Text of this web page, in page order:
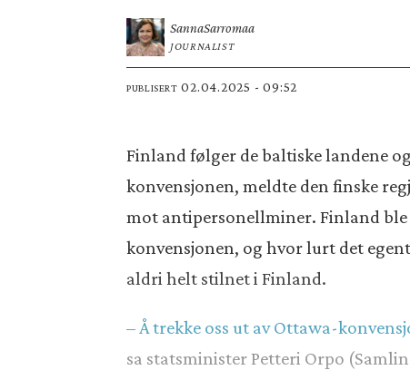
SannaSarromaa
JOURNALIST
PUBLISERT 02.04.2025 - 09:52
Finland følger de baltiske landene
konvensjonen, meldte den finske
mot antipersonellminer. Finland ble
konvensjonen, og hvor lurt det
aldri helt stilnet i Finland.
– Å trekke oss ut av Ottawa-
sa statsminister Petteri Orpo